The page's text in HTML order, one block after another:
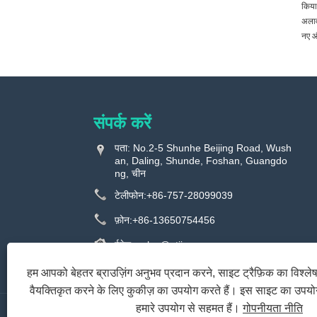
नए
संपर्क करें
पता: No.2-5 Shunhe Beijing Road, Wush
an, Daling, Shunde, Foshan, Guangdo
ng, चीन
टेलीफोन:+86-757-28099039
फ़ोन:+86-13650754456
ईमेल:sales@utiime.com
फैक्स: +86-757-22823191
हम आपको बेहतर ब्राउज़िंग अनुभव प्रदान करने, साइट ट्रैफ़िक का
वैयक्तिकृत करने के लिए कुकीज़ का उपयोग करते हैं। इस साइट का
हमारे उपयोग से सहमत हैं।गोपनीयता नीति